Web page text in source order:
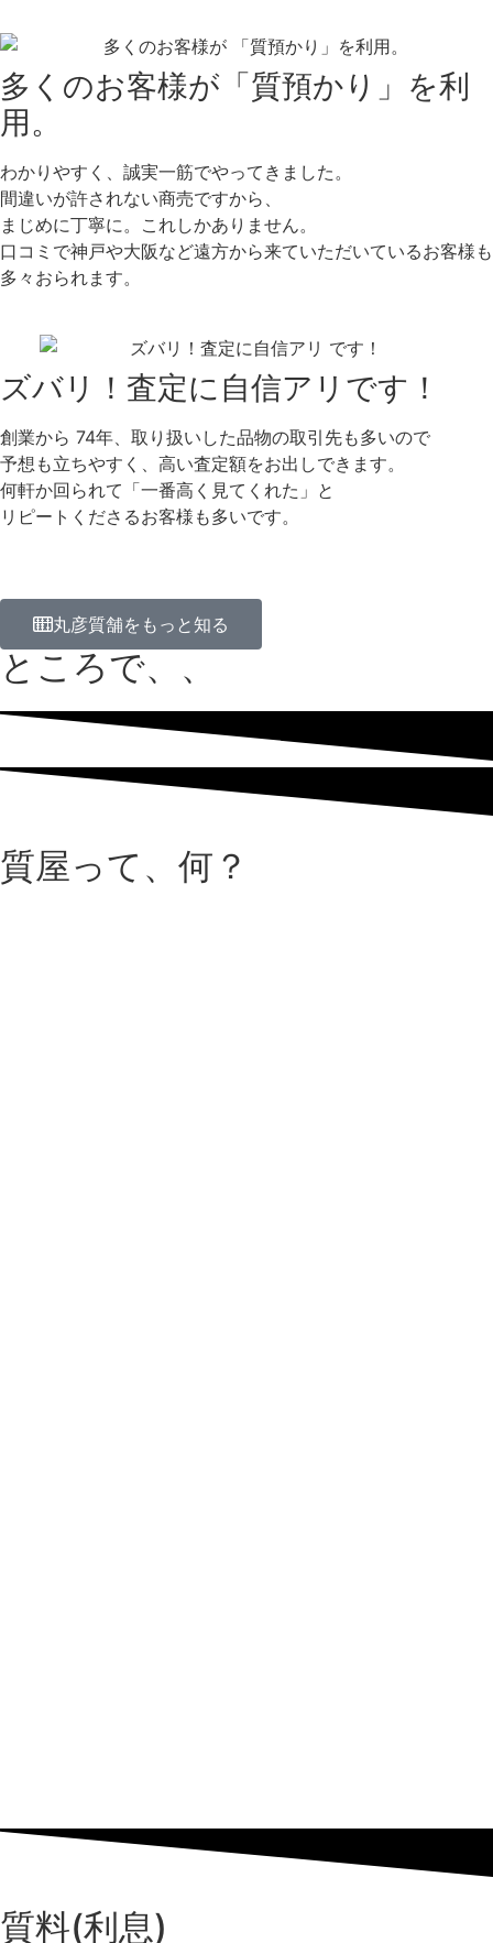
多くのお客様が 「質預かり」を利
用。
わかりやすく、誠実一筋でやってきました。
間違いが許されない商売ですから、
まじめに丁寧に。これしかありません。
口コミで神戸や大阪など遠方から来ていただいているお客様も
多々おられます。
ズバリ！査定に自信アリ です！
創業から 74年、取り扱いした品物の取引先も多いので
予想も立ちやすく、高い査定額をお出しできます。
何軒か回られて「一番高く見てくれた」と
リピートくださるお客様も多いです。
丸彦質舗をもっと知る
ところで、、
質屋って、何？
質料(利息)